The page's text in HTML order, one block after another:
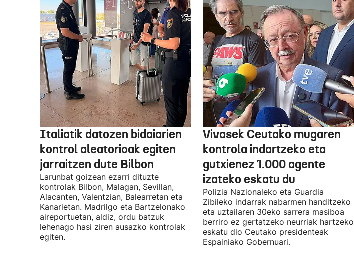
Italiatik datozen bidaiarien
kontrol aleatorioak egiten
jarraitzen dute Bilbon
Larunbat goizean ezarri dituzte
kontrolak Bilbon, Malagan, Sevillan,
Alacanten, Valentzian, Balearretan eta
Kanarietan. Madrilgo eta Bartzelonako
aireportuetan, aldiz, ordu batzuk
lehenago hasi ziren ausazko kontrolak
egiten.
Vivasek Ceutako mugaren
kontrola indartzeko eta
gutxienez 1.000 agente
izateko eskatu du
Polizia Nazionaleko eta Guardia
Zibileko indarrak nabarmen handitzeko
eta uztailaren 30eko sarrera masiboa
berriro ez gertatzeko neurriak hartzeko
eskatu dio Ceutako presidenteak
Espainiako Gobernuari.